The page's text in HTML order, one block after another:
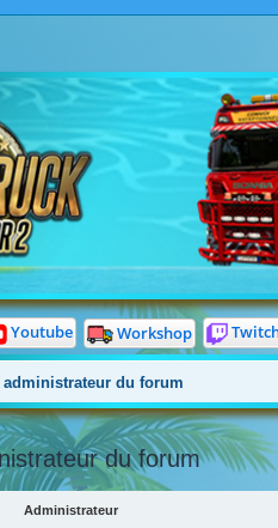
Youtube Workshop
administrateur du forum
du forum
Administrateur